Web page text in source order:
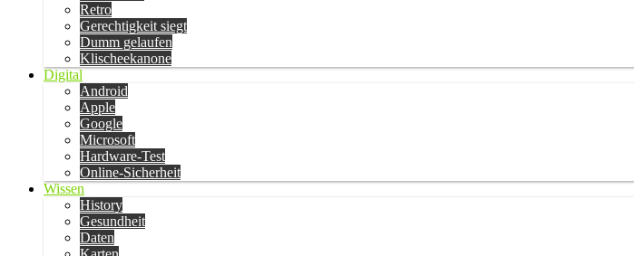
Retro
Gerechtigkeit siegt
Dumm gelaufen
Klischeekanone
Digital
Android
Apple
Google
Microsoft
Hardware-Test
Online-Sicherheit
Wissen
History
Gesundheit
Daten